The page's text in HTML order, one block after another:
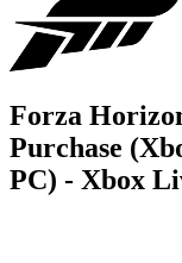
Forza
Purchase
PC) - Xbox